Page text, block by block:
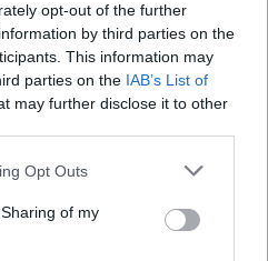
opt-out of the further
by third parties on the
This information may
parties on the IAB’s List of
may further disclose it to other
Opt Outs
of my
τι λέτε; Δεν
ή έχετε;».